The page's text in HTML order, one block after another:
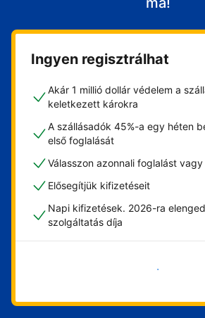
Ingyen regisztrálhat
Akár 1 millió dollár védelem a
keletkezett károkra
A szállásadók 45%-a egy héten
első foglalását
Válasszon azonnali foglalást
Elősegítjük kifizetéseit
Napi kifizetések. 2026-ra
szolgáltatás díja
Vágjon bele most